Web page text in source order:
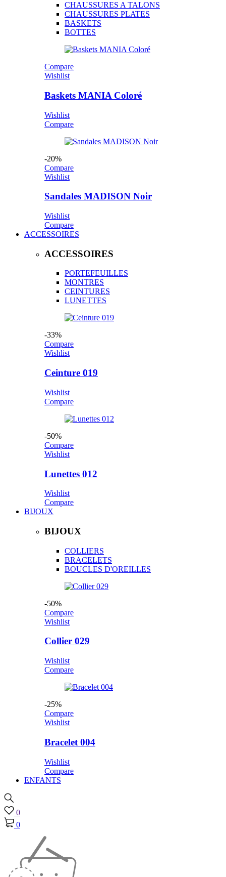
CHAUSSURES A TALONS
CHAUSSURES PLATES
BASKETS
BOTTES
Compare
Wishlist
Baskets MANIA Coloré
Wishlist
Compare
-20%
Compare
Wishlist
Sandales MADISON Noir
Wishlist
Compare
ACCESSOIRES
ACCESSOIRES
PORTEFEUILLES
MONTRES
CEINTURES
LUNETTES
-33%
Compare
Wishlist
Ceinture 019
Wishlist
Compare
-50%
Compare
Wishlist
Lunettes 012
Wishlist
Compare
BIJOUX
BIJOUX
COLLIERS
BRACELETS
BOUCLES D'OREILLES
-50%
Compare
Wishlist
Collier 029
Wishlist
Compare
-25%
Compare
Wishlist
Bracelet 004
Wishlist
Compare
ENFANTS
0
0